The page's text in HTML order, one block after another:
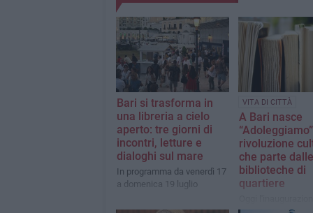
Bari si trasforma in
una libreria a cielo
aperto: tre giorni di
incontri, letture e
dialoghi sul mare
In programma da venerdì 17
a domenica 19 luglio
VITA DI CITTÀ
A Bari nasce
rivoluzione
che parte dalle
biblioteche di
quartiere